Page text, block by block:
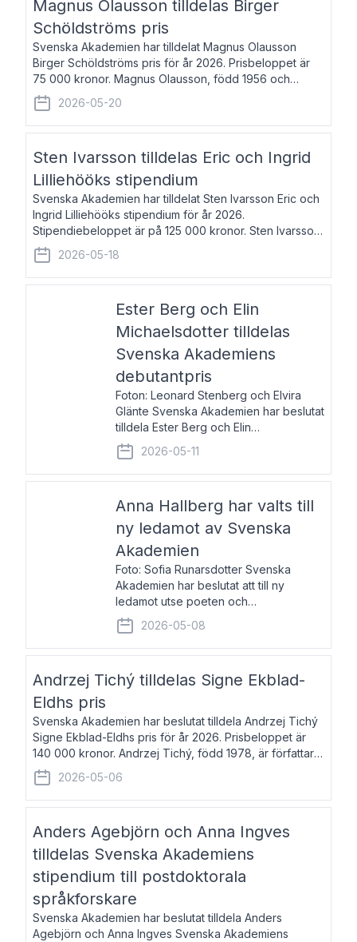
Magnus Olausson tilldelas Birger
Schöldströms pris
Svenska Akademien har tilldelat Magnus Olausson
Birger Schöldströms pris för år 2026. Prisbeloppet är
75 000 kronor. Magnus Olausson, född 1956 och
bosatt i Stockholm, är konstvetare, museiman och
hovman. Han disputerade 1993 vid Uppsala un
2026-05-20
Sten Ivarsson tilldelas Eric och Ingrid
Lilliehööks stipendium
Svenska Akademien har tilldelat Sten Ivarsson Eric och
Ingrid Lilliehööks stipendium för år 2026.
Stipendiebeloppet är på 125 000 kronor. Sten Ivarsson,
född 1979, är mediateksamordnare vid
Söderslättsgymnasiet i Trelleborg. Här har han på
2026-05-18
Ester Berg och Elin
Michaelsdotter tilldelas
Svenska Akademiens
debutantpris
Foton: Leonard Stenberg och Elvira
Glänte Svenska Akademien har beslutat
tilldela Ester Berg och Elin
Michaelsdotter Svenska Akademiens
debutantpris för år 2026. Priset är
nyinstiftat och syftar till att lyfta fram
2026-05-11
Anna Hallberg har valts till
ny ledamot av Svenska
Akademien
Foto: Sofia Runarsdotter Svenska
Akademien har beslutat att till ny
ledamot utse poeten och
litteraturkritikern Anna Hallberg. Hon
efterträder poeten Tua Forsström på
stol 18 och kommer att ta sitt inträde vid
2026-05-08
Andrzej Tichý tilldelas Signe Ekblad-
Eldhs pris
Svenska Akademien har beslutat tilldela Andrzej Tichý
Signe Ekblad-Eldhs pris för år 2026. Prisbeloppet är
140 000 kronor. Andrzej Tichý, född 1978, är författare
och kulturskribent. Han debuterade 2005 med den
lovordade romanen Sex liter l
2026-05-06
Anders Agebjörn och Anna Ingves
tilldelas Svenska Akademiens
stipendium till postdoktorala
språkforskare
Svenska Akademien har beslutat tilldela Anders
Agebjörn och Anna Ingves Svenska Akademiens